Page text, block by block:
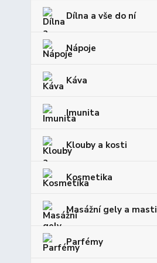
Dílna a vše do ní
Nápoje
Káva
Imunita
Klouby a kosti
Kosmetika
Masážní gely a masti
Parfémy